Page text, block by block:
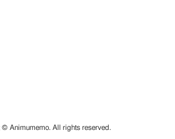
© Animumemo. All rights reserved.